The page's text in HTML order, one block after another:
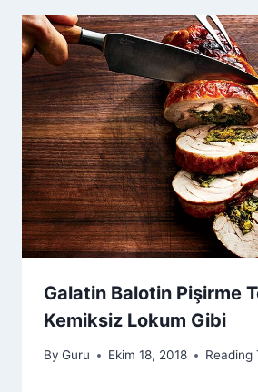
Galatin Balotin Pişirme
Kemiksiz Lokum Gibi
By Guru Ekim 18, 2018 Reading